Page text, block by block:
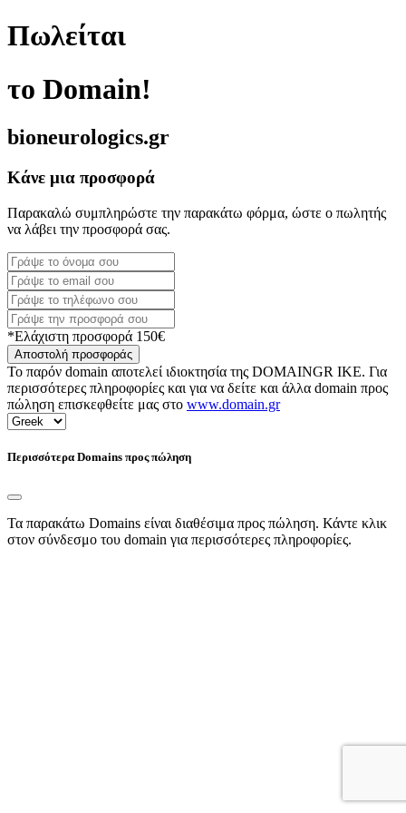
Πωλείται
το Domain!
bioneurologics.gr
Κάνε μια προσφορά
Παρακαλώ συμπληρώστε την παρακάτω φόρμα, ώστε ο πωλητής
να λάβει την προσφορά σας.
*Ελάχιστη προσφορά 150€
Αποστολή προσφοράς
Το παρόν domain αποτελεί ιδιοκτησία της DOMAINGR ΙΚΕ. Για
περισσότερες πληροφορίες και για να δείτε και άλλα domain προς
πώληση επισκεφθείτε μας στο www.domain.gr
Περισσότερα Domains προς πώληση
Τα παρακάτω Domains είναι διαθέσιμα προς πώληση. Κάντε κλικ
στον σύνδεσμο του domain για περισσότερες πληροφορίες.